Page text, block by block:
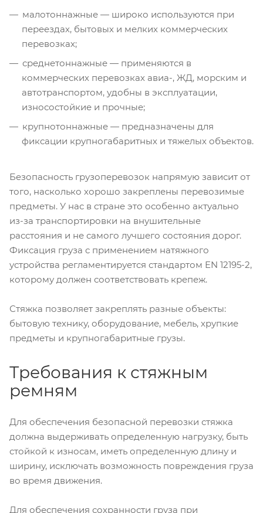
малотоннажные — широко используются при
переездах, бытовых и мелких коммерческих
перевозках;
среднетоннажные — применяются в
коммерческих перевозках авиа-, ЖД, морским и
автотранспортом, удобны в эксплуатации,
износостойкие и прочные;
крупнотоннажные — предназначены для
фиксации крупногабаритных и тяжелых объектов.
Безопасность грузоперевозок напрямую зависит от
того, насколько хорошо закреплены перевозимые
предметы. У нас в стране это особенно актуально
из-за транспортировки на внушительные
расстояния и не самого лучшего состояния дорог.
Фиксация груза с применением натяжного
устройства регламентируется стандартом EN 12195-2,
которому должен соответствовать крепеж.
Стяжка позволяет закреплять разные объекты:
бытовую технику, оборудование, мебель, хрупкие
предметы и крупногабаритные грузы.
Требования к стяжным
ремням
Для обеспечения безопасной перевозки стяжка
должна выдерживать определенную нагрузку, быть
стойкой к износам, иметь определенную длину и
ширину, исключать возможность повреждения груза
во время движения.
Для обеспечения сохранности груза при